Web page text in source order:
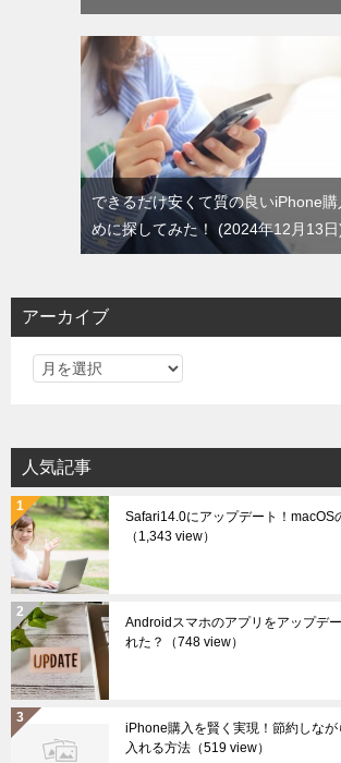
できるだけ安くて質の良いiPhone購
めに探してみた！
2024年12月13日
アーカイブ
ア
イ
ブ
人気記事
Safari14.0にアップデート！macOS
（1,343 view）
Androidスマホのアプリをアップデ
れた？
（748 view）
iPhone購入を賢く実現！節約しな
入れる方法 （519 view）